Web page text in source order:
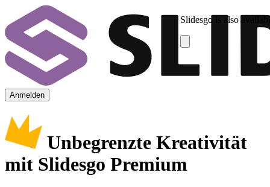
Slidesgo is also
Anmelden
Unbegrenzte Kreativität
mit Slidesgo Premium